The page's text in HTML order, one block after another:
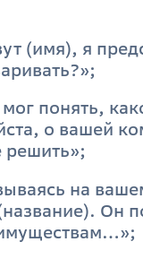
(имя), я
понять,
о вашей
решить»;
на
Он